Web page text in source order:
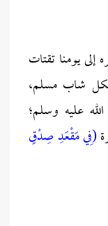
إلى يومنا تقتات
لكل شاب مسلم،
عليه وسلم؛
(فِي مَقْعَدِ صِدْقٍ